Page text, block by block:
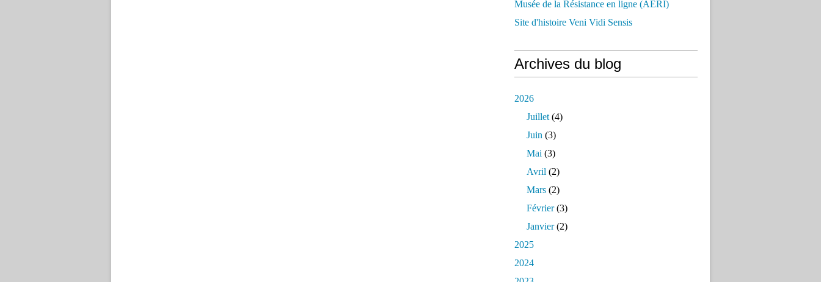
Musée de la Résistance en ligne (AERI)
Site d'histoire Veni Vidi Sensis
Archives du blog
2026
Juillet (4)
Juin (3)
Mai (3)
Avril (2)
Mars (2)
Février(3)
Janvier(2)
2025
2024